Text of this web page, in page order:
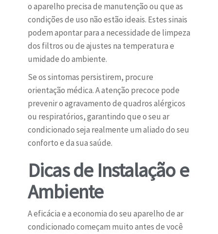
o aparelho precisa de manutenção ou que as
condições de uso não estão ideais. Estes sinais
podem apontar para a necessidade de limpeza
dos filtros ou de ajustes na temperatura e
umidade do ambiente.
Se os sintomas persistirem, procure
orientação médica. A atenção precoce pode
prevenir o agravamento de quadros alérgicos
ou respiratórios, garantindo que o seu ar
condicionado seja realmente um aliado do seu
conforto e da sua saúde.
Dicas de Instalação e
Ambiente
A eficácia e a economia do seu aparelho de ar
condicionado começam muito antes de você